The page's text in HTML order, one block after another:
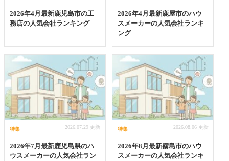
2026年4月最新鹿児島市の工
務店の人気会社ランキング
2026年4月最新鹿屋市のハウ
スメーカーの人気会社ランキ
ング
特集
2026年7月最新鹿児島県のハ
ウスメーカーの人気会社ラン
2026.07.29 更新 特集
2026年8月最新霧島市のハウ
スメーカーの人気会社ランキ
2026.08.06 更新